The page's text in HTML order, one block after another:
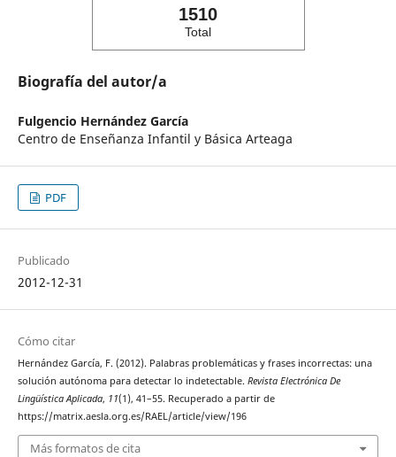
1510
Total
Biografía del autor/a
Fulgencio Hernández García
Centro de Enseñanza Infantil y Básica Arteaga
PDF
Publicado
2012-12-31
Cómo citar
Hernández García, F. (2012). Palabras problemáticas y frases incorrectas: una
solución autónoma para detectar lo indetectable. Revista Electrónica De
Lingüística Aplicada, 11(1), 41–55. Recuperado a partir de
https://matrix.aesla.org.es/RAEL/article/view/196
Más formatos de cita